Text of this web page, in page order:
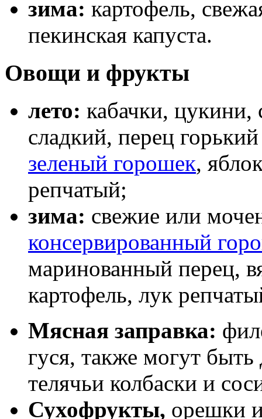
зима: картофель,
пекинская капуста.
Овощи и фрукты
лето: кабачки, цукини,
сладкий, перец
зеленый горошек,
репчатый;
зима: свежие или
консервированный
маринованный перец,
картофель, лук
Мясная заправка:
гуся, также могут
телячьи колбаски и
Сухофрукты, орешки